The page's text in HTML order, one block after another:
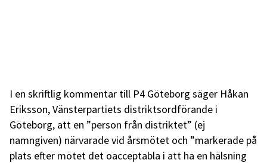
I en skriftlig kommentar till P4 Göteborg säger Håkan
Eriksson, Vänsterpartiets distriktsordförande i
Göteborg, att en ”person från distriktet” (ej
namngiven) närvarade vid årsmötet och ”markerade på
plats efter mötet det oacceptabla i att ha en hälsning